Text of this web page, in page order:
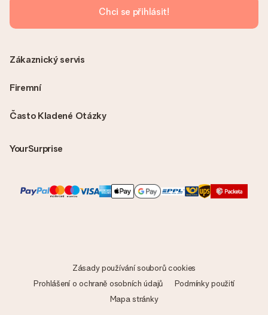
Chci se přihlásit!
Často Kladené Otázky
YourSurprise
Zákaznický servis
Firemní
Zásady používání souborů cookies
Prohlášení o ochraně osobních údajů
Podmínky použití
Mapa stránky